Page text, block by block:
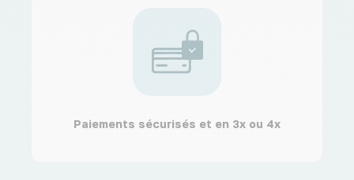
Paiements sécurisés et en 3x ou 4x